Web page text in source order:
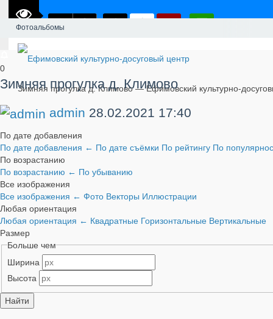
Зимняя прогулка д. Климово — Ефимовский культурно-
Фотоальбомы
0
Зимняя прогулка д. Климово
admin 28.02.2021 17:40
По дате добавления
По дате добавления ← По дате съёмки По рейтингу По
По возрастанию
По возрастанию ← По убыванию
Все изображения
Все изображения ← Фото Векторы Иллюстрации
Любая ориентация
Любая ориентация ← Квадратные Горизонтальные Вертикальные
Размер
Больше чем
Ширина
Высота